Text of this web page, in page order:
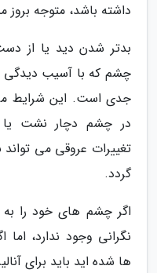
داشته باشد، متوجه
بدتر شدن دید یا از
چشم که با آسیب
جدی است. این شرایط
در چشم دچار نشت یا
تغییرات عروقی می
گردد.
اگر چشم های خود را
نگرانی وجود ندارد،
ها شده اید باید برای